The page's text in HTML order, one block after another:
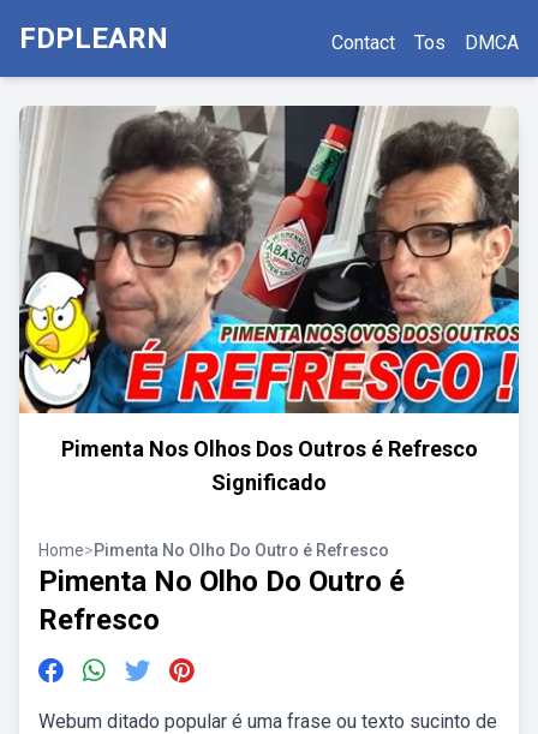
FDPLEARN Contact Tos DMCA
Pimenta Nos Olhos Dos Outros é Refresco
Significado
Home>Pimenta No Olho Do Outro é Refresco
Pimenta No Olho Do Outro é
Refresco
Webum ditado popular é uma frase ou texto sucinto de